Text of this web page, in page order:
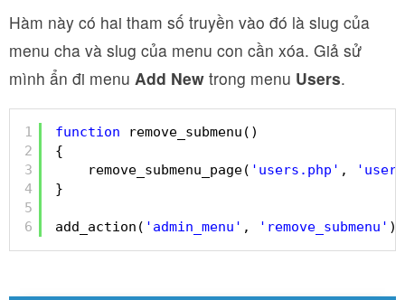
Hàm này có hai tham số truyền vào đó là slug của
menu cha và slug của menu con cần xóa. Giả sử
mình ẩn đi menu Add New trong menu Users.
1
2
3
4
5
6
function
remove_submenu()
{
remove_submenu_page( 'users.php' ,
'user-
}
add_action( 'admin_menu' , 'remove_submenu' );